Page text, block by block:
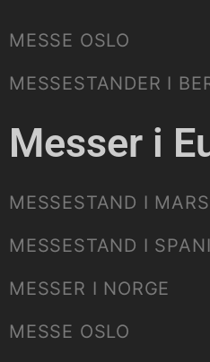
MESSE OSLO
MESSESTANDER I
Messer i
MESSESTAND I
MESSESTAND I
MESSER I NORGE
MESSE OSLO